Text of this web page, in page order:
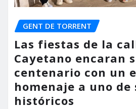
GENT DE TORRENT
Las fiestas de la
Cayetano encaran
centenario con un
homenaje a uno de
históricos